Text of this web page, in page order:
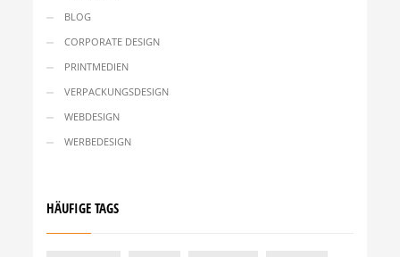
BLOG
CORPORATE DESIGN
PRINTMEDIEN
VERPACKUNGSDESIGN
WEBDESIGN
WERBEDESIGN
HÄUFIGE TAGS